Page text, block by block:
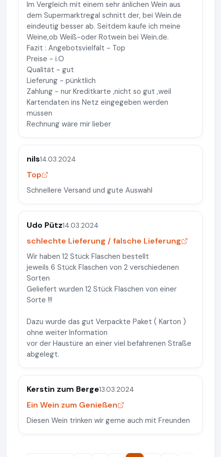
Im Vergleich mit einem sehr änlichen Wein aus
dem Supermarktregal schnitt der, bei Wein.de
eindeutig besser ab. Seitdem kaufe ich meine
Weine,ob Weiß-oder Rotwein bei Wein.de.
Fazit : Angebotsvielfalt - Top
Preise - i.O
Qualität - gut
Lieferung - pünktlich
Zahlung - nur Kreditkarte ,nicht so gut ,weil
Kartendaten ins Netz eingegeben werden
müssen
Rechnung wäre mir lieber
nils14.03.2024
Top
Schnellere Versand und gute Auswahl
Udo Pütz14.03.2024
schlechte Lieferung / falsche Lieferung
Wir haben 12 Stück Flaschen bestellt
jeweils 6 Stück Flaschen von 2 verschiedenen
Sorten
Geliefert wurden 12 Stück Flaschen von einer
Sorte !!!
Dazu wurde das gut Verpackte Paket ( Karton )
ohne weiter Information
vor der Haustüre an einer viel befahrenen Straße
abgelegt.
Kerstin zum Berge13.03.2024
Ein Wein zum Genießen
Diesen Wein trinken wir gerne auch mit Freunden